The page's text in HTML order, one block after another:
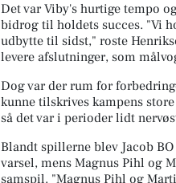
Det var Viby's hurtige tempo
bidrog til holdets succes. "Vi
udbytte til sidst," roste
levere afslutninger, som
Dog var der rum for
kunne tilskrives kampens
så det var i perioder lidt
Blandt spillerne blev Jacob
varsel, mens Magnus Pihl og
samspil. "Magnus Pihl og